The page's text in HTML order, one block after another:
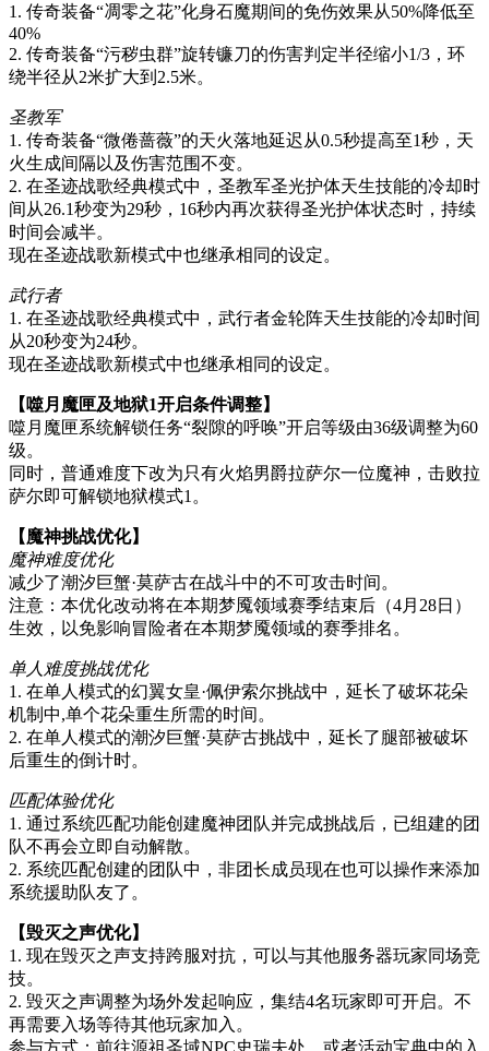
1. 传奇装备“凋零之花”化身石魔期间的免伤效果从50%降低至
40%
2. 传奇装备“污秽虫群”旋转镰刀的伤害判定半径缩小1/3，环
绕半径从2米扩大到2.5米。
圣教军
1. 传奇装备“微倦蔷薇”的天火落地延迟从0.5秒提高至1秒，天
火生成间隔以及伤害范围不变。
2. 在圣迹战歌经典模式中，圣教军圣光护体天生技能的冷却时
间从26.1秒变为29秒，16秒内再次获得圣光护体状态时，持续
时间会减半。
现在圣迹战歌新模式中也继承相同的设定。
武行者
1. 在圣迹战歌经典模式中，武行者金轮阵天生技能的冷却时间
从20秒变为24秒。
现在圣迹战歌新模式中也继承相同的设定。
【噬月魔匣及地狱1开启条件调整】
噬月魔匣系统解锁任务“裂隙的呼唤”开启等级由36级调整为60
级。
同时，普通难度下改为只有火焰男爵拉萨尔一位魔神，击败拉
萨尔即可解锁地狱模式1。
【魔神挑战优化】
魔神难度优化
减少了潮汐巨蟹·莫萨古在战斗中的不可攻击时间。
注意：本优化改动将在本期梦魇领域赛季结束后（4月28日）
生效，以免影响冒险者在本期梦魇领域的赛季排名。
单人难度挑战优化
1. 在单人模式的幻翼女皇·佩伊索尔挑战中，延长了破坏花朵
机制中,单个花朵重生所需的时间。
2. 在单人模式的潮汐巨蟹·莫萨古挑战中，延长了腿部被破坏
后重生的倒计时。
匹配体验优化
1. 通过系统匹配功能创建魔神团队并完成挑战后，已组建的团
队不再会立即自动解散。
2. 系统匹配创建的团队中，非团长成员现在也可以操作来添加
系统援助队友了。
【毁灭之声优化】
1. 现在毁灭之声支持跨服对抗，可以与其他服务器玩家同场竞
技。
2. 毁灭之声调整为场外发起响应，集结4名玩家即可开启。不
再需要入场等待其他玩家加入。
参与方式：前往源祖圣域NPC史瑞夫处，或者活动宝典中的入